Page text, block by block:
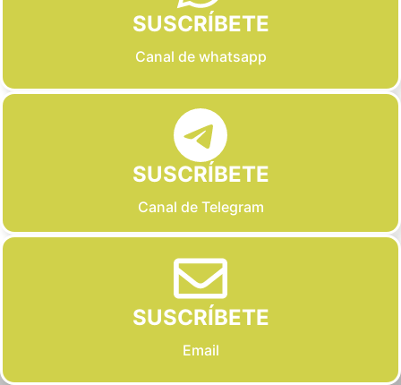
SUSCRÍBETE
Canal de whatsapp
SUSCRÍBETE
Canal de Telegram
SUSCRÍBETE
Email